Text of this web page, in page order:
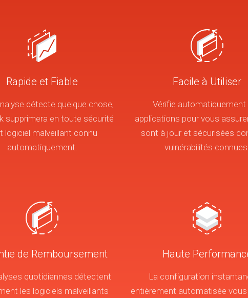
Rapide et Fiable
détecte quelque chose,
supprimera en toute sécurité
logiciel malveillant connu
automatiquement.
Facile à Utiliser
Vérifie automatiquement
applications pour vous
sont à jour et sécurisées
vulnérabilités
de Remboursement
quotidiennes détectent
les logiciels malveillants
Haute
La configuration
entièrement automatisée